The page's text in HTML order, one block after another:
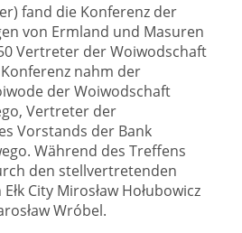
fand die Konferenz der
von Ermland und Masuren
Vertreter der Woiwodschaft
nahm der
der Woiwodschaft
Vertreter der
Vorstands der Bank
Während des Treffens
den stellvertretenden
City Mirosław Hołubowicz
Wróbel.